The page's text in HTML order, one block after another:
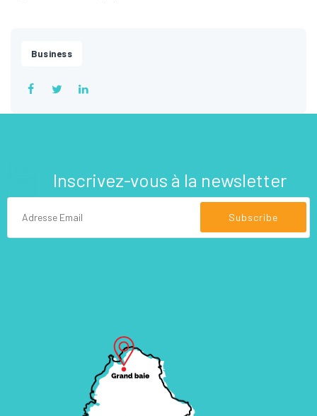
Business
Inscrivez-vous à la newsletter